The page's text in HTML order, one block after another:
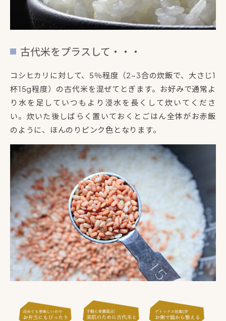
古代米をプラスして・・・
コシヒカリに対して、5％程度（2~3合の炊飯で、大さじ1
杯15g程度）の古代米を混ぜてとぎます。お好みで通常よ
り水を足していつもより浸水を長くして炊いてくださ
い。炊いた後しばらく置いておくとごはん全体がお赤飯
のように、ほんのりピンク色となります。